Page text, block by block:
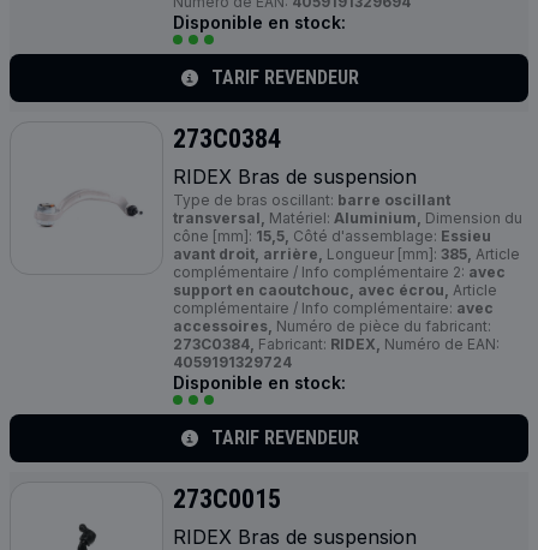
Disponible en stock:
TARIF REVENDEUR
273C0384
RIDEX Bras de suspension
Type de bras oscillant: barre oscillant
transversal, Matériel: Aluminium, Dimension du
cône [mm]: 15,5, Côté d'assemblage: Essieu
avant droit, arrière, Longueur [mm]: 385, Article
complémentaire / Info complémentaire 2: avec
support en caoutchouc, avec écrou, Article
complémentaire / Info complémentaire: avec
accessoires, Numéro de pièce du fabricant:
273C0384, Fabricant: RIDEX, Numéro de EAN:
4059191329724
Disponible en stock:
TARIF REVENDEUR
273C0015
RIDEX Bras de suspension